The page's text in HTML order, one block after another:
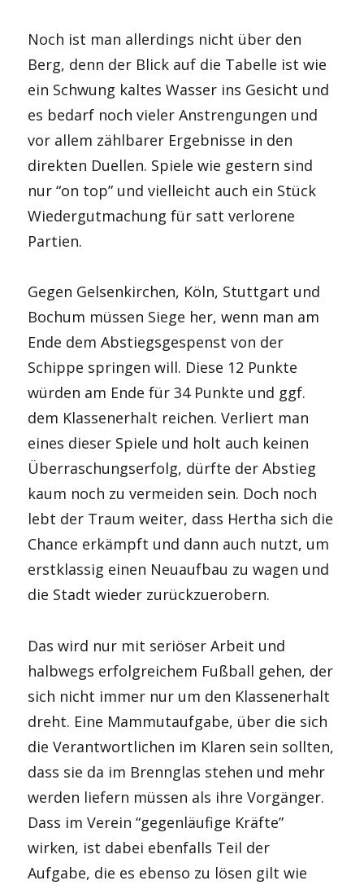
Noch ist man allerdings nicht über den
Berg, denn der Blick auf die Tabelle ist wie
ein Schwung kaltes Wasser ins Gesicht und
es bedarf noch vieler Anstrengungen und
vor allem zählbarer Ergebnisse in den
direkten Duellen. Spiele wie gestern sind
nur “on top” und vielleicht auch ein Stück
Wiedergutmachung für satt verlorene
Partien.
Gegen Gelsenkirchen, Köln, Stuttgart und
Bochum müssen Siege her, wenn man am
Ende dem Abstiegsgespenst von der
Schippe springen will. Diese 12 Punkte
würden am Ende für 34 Punkte und ggf.
dem Klassenerhalt reichen. Verliert man
eines dieser Spiele und holt auch keinen
Überraschungserfolg, dürfte der Abstieg
kaum noch zu vermeiden sein. Doch noch
lebt der Traum weiter, dass Hertha sich die
Chance erkämpft und dann auch nutzt, um
erstklassig einen Neuaufbau zu wagen und
die Stadt wieder zurückzuerobern.
Das wird nur mit seriöser Arbeit und
halbwegs erfolgreichem Fußball gehen, der
sich nicht immer nur um den Klassenerhalt
dreht. Eine Mammutaufgabe, über die sich
die Verantwortlichen im Klaren sein sollten,
dass sie da im Brennglas stehen und mehr
werden liefern müssen als ihre Vorgänger.
Dass im Verein “gegenläufige Kräfte”
wirken, ist dabei ebenfalls Teil der
Aufgabe, die es ebenso zu lösen gilt wie